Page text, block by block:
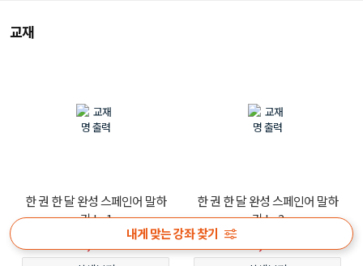
교재
한 권 한 달 완성 스페인어 말하
기 Lv.1
한 권 한 달 완성 스페인어 말하
기 Lv.2
내게 맞는 강좌 찾기